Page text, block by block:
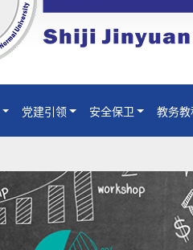
党建引领 安全保卫 教务